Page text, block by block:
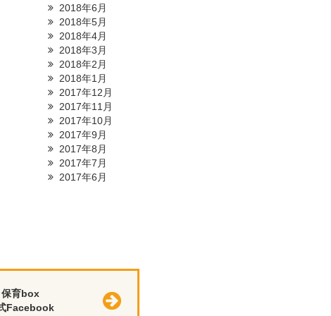
2018年6月
2018年5月
2018年4月
2018年3月
2018年2月
2018年1月
2017年12月
2017年11月
2017年10月
2017年9月
2017年8月
2017年7月
2017年6月
保育box
Facebook